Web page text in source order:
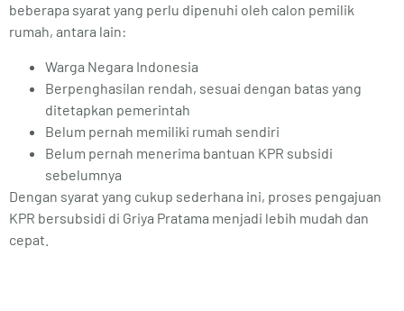
beberapa syarat yang perlu dipenuhi oleh calon pemilik
rumah, antara lain:
Warga Negara Indonesia
Berpenghasilan rendah, sesuai dengan batas yang
ditetapkan pemerintah
Belum pernah memiliki rumah sendiri
Belum pernah menerima bantuan KPR subsidi
sebelumnya
Dengan syarat yang cukup sederhana ini, proses pengajuan
KPR bersubsidi di Griya Pratama menjadi lebih mudah dan
cepat.